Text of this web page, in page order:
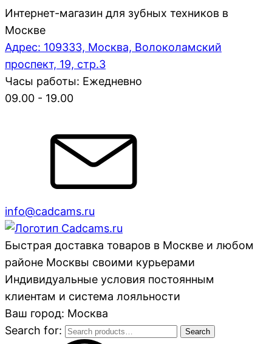
Интернет-магазин для зубных техников в
Москве
Адрес: 109333, Москва, Волоколамский
проспект, 19, стр.3
Часы работы: Ежедневно
09.00 - 19.00
info@cadcams.ru
Быстрая доставка товаров в Москве и любом
районе Москвы своими курьерами
Индивидуальные условия постоянным
клиентам и система лояльности
Ваш город: Москва
Search for:
Search